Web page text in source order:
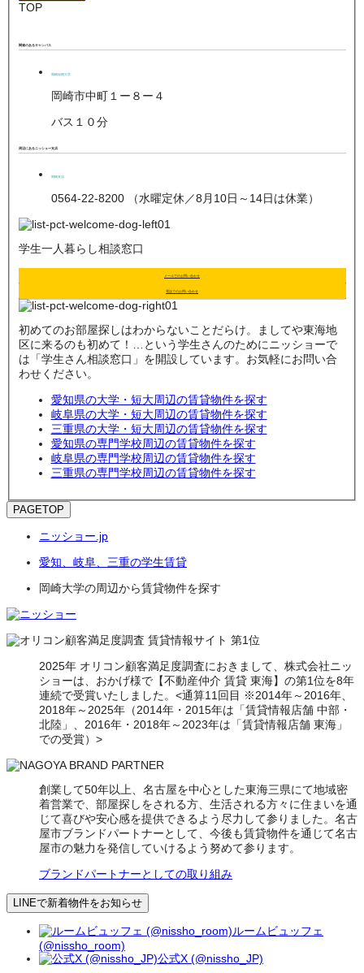
TOP
関連のあるキャンパス
岡崎短期大学
岡崎市中町１ー８ー４
バス１０分
周辺にあるニッショー支店
岡崎支店
0564-22-8200 （水曜定休／8月10日～14日は休業）
学生一人暮らし相談窓口
メールでのお問い合わせ
電話でのお問い合わせ
初めてのお部屋探しはわからないことだらけ。ましてや東海地
区に来るのも初めて！…という学生さんのためにニッショーで
は「学生さん相談窓口」を開設しています。お気軽にお問い合
わせください。
愛知県の大学・短大周辺の賃貸物件を探す
岐阜県の大学・短大周辺の賃貸物件を探す
三重県の大学・短大周辺の賃貸物件を探す
愛知県の専門学校周辺の賃貸物件を探す
岐阜県の専門学校周辺の賃貸物件を探す
三重県の専門学校周辺の賃貸物件を探す
PAGETOP
ニッショー.jp
愛知、岐阜、三重の学生賃貸
岡崎大学の周辺から賃貸物件を探す
2025年 オリコン顧客満足度調査におきまして、株式会社ニッ
ショーは、おかげ様で【不動産仲介 賃貸 東海】の第1位を8年
連続で受賞いたしました。<通算11回目 ※2014年～2016年、
2018年～2025年（2014年・2015年は「賃貸情報店舗 中部・
北陸」、2016年・2018年～2023年は「賃貸情報店舗 東海」
での受賞）>
創業して50年以上、名古屋を中心とした東海三県にて地域密
着営業で、部屋探しをされる方、生活される方々に住まいを通
じて喜びや安心感を提供できるよう尽力して参りました。名古
屋市ブランドパートナーとして、今後も賃貸物件を通じて名古
屋市の魅力を発信していけるよう努めて参ります。
ブランドパートナーとしての取り組み
LINEで新着物件をお知らせ
ルームビュッフェ
(@nissho_room)
公式X (@nissho_JP)